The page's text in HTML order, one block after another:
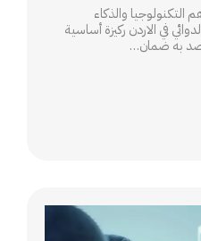
التكنولوجيا والذكاء
في الاردن ركيزة أساسية
به ضمان…